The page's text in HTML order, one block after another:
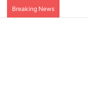
Breaking News